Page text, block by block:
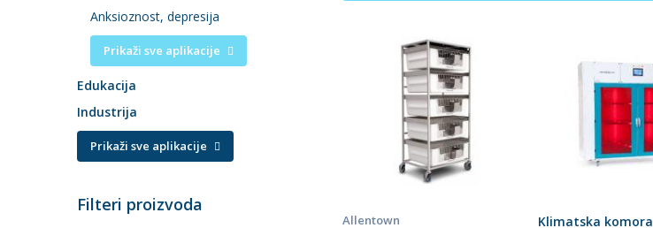
Anksioznost, depresija
Prikaži sve aplikacije
Edukacija
Industrija
Prikaži sve aplikacije
Filteri proizvoda
Allentown
Klimatska komora